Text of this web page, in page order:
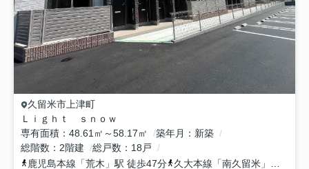
久留米市上津町
Ｌｉｇｈｔ ｓｎｏｗ
専有面積
48.61㎡～58.17㎡ 築年月
新築
総階数
2階建 総戸数
18戸
鹿児島本線 「荒木 」駅 徒歩47分 久大本線 「南久留米 」駅 徒歩52分